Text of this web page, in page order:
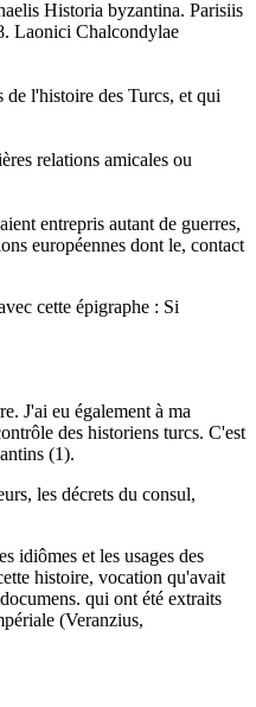
Historia byzantina. Parisiis
Laonici Chalcondylae
de l'histoire des Turcs, et qui
relations amicales ou
entrepris autant de guerres,
européennes dont le, contact
cette épigraphe : Si
J'ai eu également à ma
des historiens turcs. C'est
(1).
les décrets du consul,
idiômes et les usages des
histoire, vocation qu'avait
qui ont été extraits
(Veranzius,